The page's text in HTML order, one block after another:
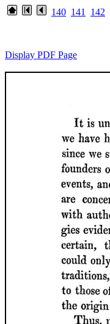
140 141 142
Display PDF Page